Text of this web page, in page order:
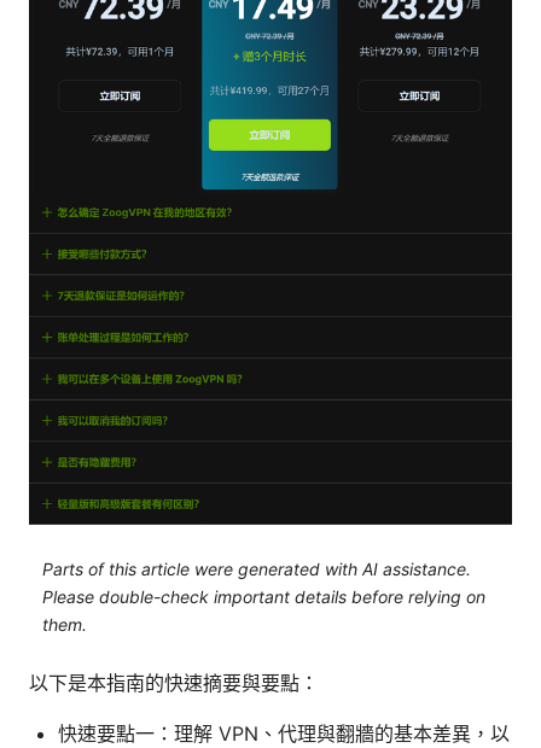
Parts of this article were generated with AI assistance.
Please double-check important details before relying on
them.
以下是本指南的快速摘要與要點：
快速要點一：理解 VPN、代理與翻牆的基本差異，以